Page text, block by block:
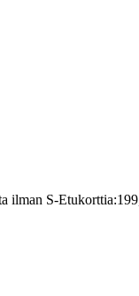
ilman S-Etukorttia: